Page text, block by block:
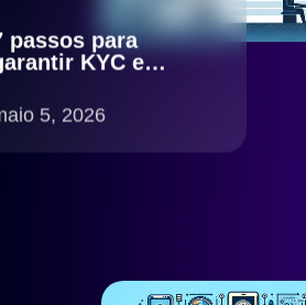
passos para
KYC e
compliance
no Brasil
5, 2026